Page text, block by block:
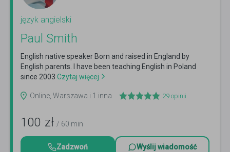
język angielski
Paul Smith
English native speaker Born and raised in England by
English parents. I have been teaching English in Poland
since 2003 Czytaj więcej
Online, Warszawa i 1 inna 29 opinii
100 zł / 60 min
Zadzwoń Wyślij wiadomość